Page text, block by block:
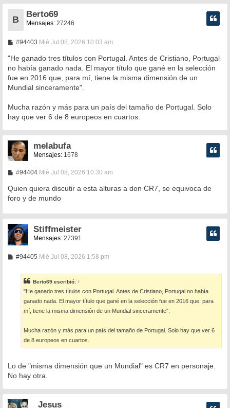
B
Berto69
Mensajes: 27246
#94403M
n
a
j
e
Mié Jul 08, 2026 10:03 am
"He ganado tres títulos con Portugal. Antes de Cristiano, Portugal
no había ganado nada. El mayor título que gané en la selección
fue en 2016 que, para mí, tiene la misma dimensión de un
Mundial sinceramente".
Mucha razón y más para un país del tamaño de Portugal. Solo
hay que ver 6 de 8 europeos en cuartos.
melabufa
Mensajes: 1678
#94404M
n
a
e
Mié Jul 08, 2026 10:30 am
Quien quiera discutir a esta alturas a don CR7, se equivoca de
foro y de mundo
Stiffmeister
Mensajes: 27391
#94405M
a
j
e
Mié Jul 08, 2026 1:58 pm
Berto69 escribió: ↑
"He ganado tres títulos con Portugal. Antes de Cristiano, Portugal no había
ganado nada. El mayor título que gané en la selección fue en 2016 que, para
mí, tiene la misma dimensión de un Mundial sinceramente".
Mucha razón y más para un país del tamaño de Portugal. Solo hay que ver 6
de 8 europeos en cuartos.
Lo de "misma dimensión que un Mundial" es CR7 en personaje.
No hay otra.
_Jesus_